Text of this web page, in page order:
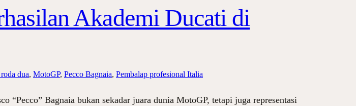
Akademi Ducati di
dua, MotoGP, Pecco Bagnaia, Pembalap profesional Italia
“Pecco” Bagnaia bukan sekadar juara dunia MotoGP, tetapi juga representasi